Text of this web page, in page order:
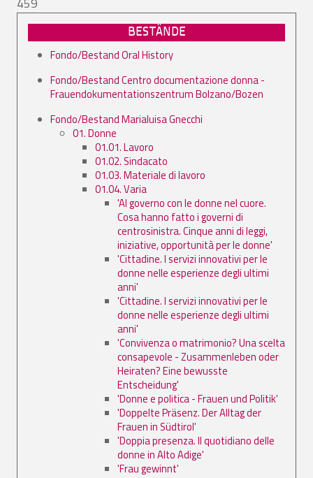
BESTÄNDE
Fondo/Bestand Oral History
Fondo/Bestand Centro documentazione donna -
Frauendokumentationszentrum Bolzano/Bozen
Fondo/Bestand Marialuisa Gnecchi
01. Donne
01.01. Lavoro
01.02. Sindacato
01.03. Materiale di lavoro
01.04. Varia
'Al governo con le donne nel cuore.
Cosa hanno fatto i governi di
centrosinistra. Cinque anni di leggi,
iniziative, opportunità per le donne'
'Cittadine. I servizi innovativi per le
donne nelle esperienze degli ultimi
anni'
'Cittadine. I servizi innovativi per le
donne nelle esperienze degli ultimi
anni'
'Convivenza o matrimonio? Una scelta
consapevole - Zusammenleben oder
Heiraten? Eine bewusste
Entscheidung'
'Donne e politica - Frauen und Politik'
'Doppelte Präsenz. Der Alltag der
Frauen in Südtirol'
'Doppia presenza. Il quotidiano delle
donne in Alto Adige'
'Frau gewinnt'